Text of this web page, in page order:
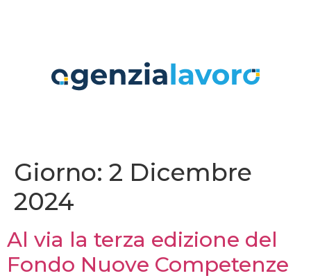
Giorno: 2 Dicembre
2024
Al via la terza edizione del
Fondo Nuove Competenze